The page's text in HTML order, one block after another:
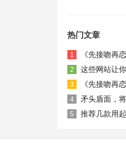
热门文章
1 《先接吻再
2 这些网站让
3 《先接吻再
4 矛头盾面，
5 推荐几款用